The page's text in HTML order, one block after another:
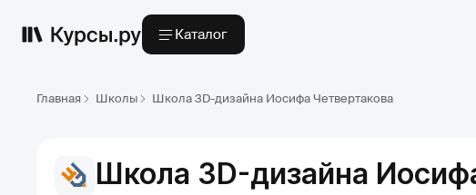
Каталог
Главная Школы Школа 3D-дизайна Иосифа Четвертакова
Школа 3D-дизайна